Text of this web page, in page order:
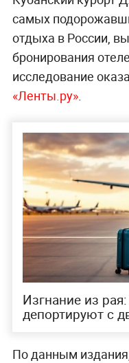
самых
отдыха в России,
бронирования
исследование
«Ленты.ру».
Изгнание из
депортируют с
По данным